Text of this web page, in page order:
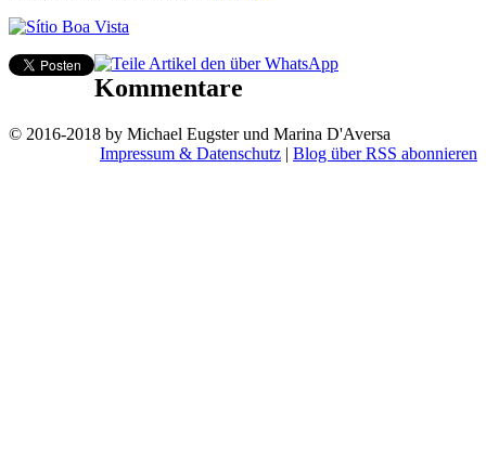
Kommentare
© 2016-2018 by Michael Eugster und Marina D'Aversa
Impressum & Datenschutz | Blog über RSS abonnieren